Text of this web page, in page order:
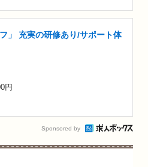
」 充実の研修あり/サポート体
円
Sponsored by